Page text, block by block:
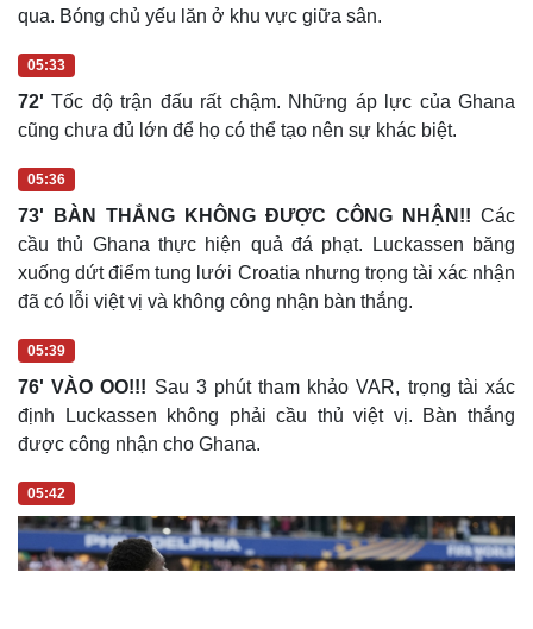
Săn Tour
Đọc truyện đêm khuya
64'Sức ép không được Ghana duy trì trong ít phút vừa
qua. Bóng chủ yếu lăn ở khu vực giữa sân.
05:33
72'Tốc độ trận đấu rất chậm. Những áp lực của Ghana
cũng chưa đủ lớn để họ có thể tạo nên sự khác biệt.
05:36
73' BÀN THẮNG KHÔNG ĐƯỢC CÔNG NHẬN!!Các
cầu thủ Ghana thực hiện quả đá phạt. Luckassen băng
xuống dứt điểm tung lưới Croatia nhưng trọng tài xác nhận
đã có lỗi việt vị và không công nhận bàn thắng.
05:39
76' VÀO OO!!!Sau 3 phút tham khảo VAR, trọng tài xác
định Luckassen không phải cầu thủ việt vị. Bàn thắng
được công nhận cho Ghana.
05:42